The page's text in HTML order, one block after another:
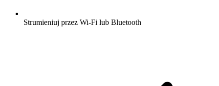
Strumieniuj przez Wi-Fi lub Bluetooth